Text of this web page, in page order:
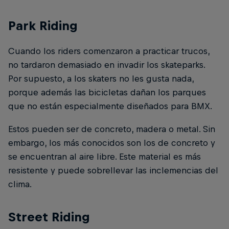
Park Riding
Cuando los riders comenzaron a practicar trucos,
no tardaron demasiado en invadir los skateparks.
Por supuesto, a los skaters no les gusta nada,
porque además las bicicletas dañan los parques
que no están especialmente diseñados para BMX.
Estos pueden ser de concreto, madera o metal. Sin
embargo, los más conocidos son los de concreto y
se encuentran al aire libre. Este material es más
resistente y puede sobrellevar las inclemencias del
clima.
Street Riding